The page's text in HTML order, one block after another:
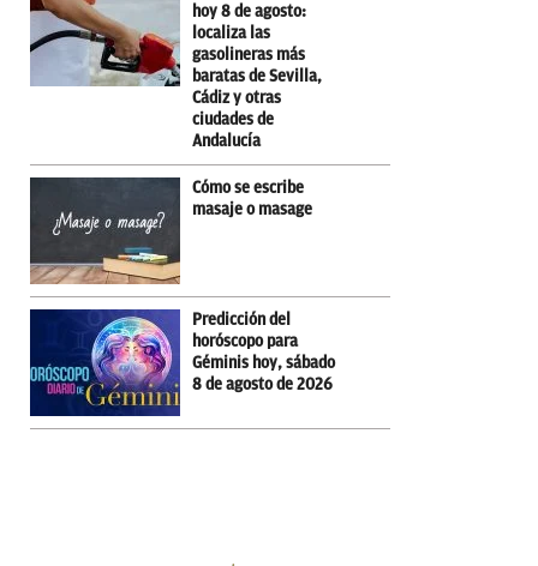
hoy 8 de agosto:
localiza las
gasolineras más
baratas de Sevilla,
Cádiz y otras
ciudades de
Andalucía
Cómo se escribe
masaje o masage
Predicción del
horóscopo para
Géminis hoy, sábado
8 de agosto de 2026